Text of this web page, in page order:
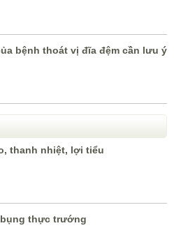
thực trướng
bổ thận, tráng dương, khắc
tiểu đường